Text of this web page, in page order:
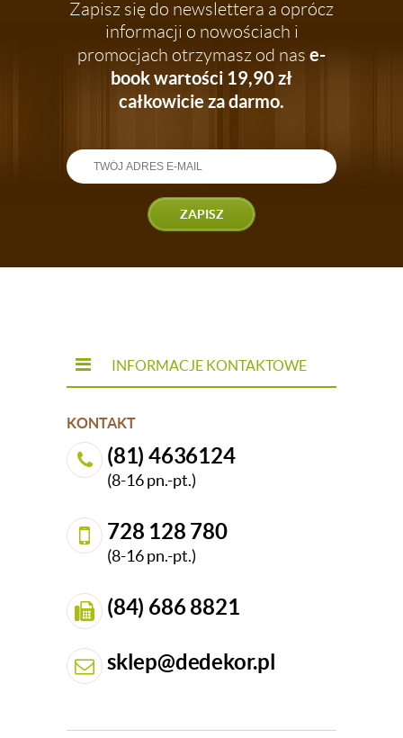
Zapisz się do newslettera a oprócz
informacji o nowościach i
promocjach otrzymasz od nas e-
book wartości 19,90 zł
całkowicie za darmo.
ZAPISZ
INFORMACJE KONTAKTOWE
KONTAKT
(81) 4636124
(8-16 pn.-pt.)
728 128 780
(8-16 pn.-pt.)
(84) 686 8821
sklep@dedekor.pl